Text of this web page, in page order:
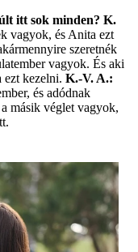
itt sok minden? K.
vagyok, és Anita ezt
szeretnék
vagyok. És aki
ezt kezelni. K.-V. A.:
és adódnak
másik véglet vagyok,